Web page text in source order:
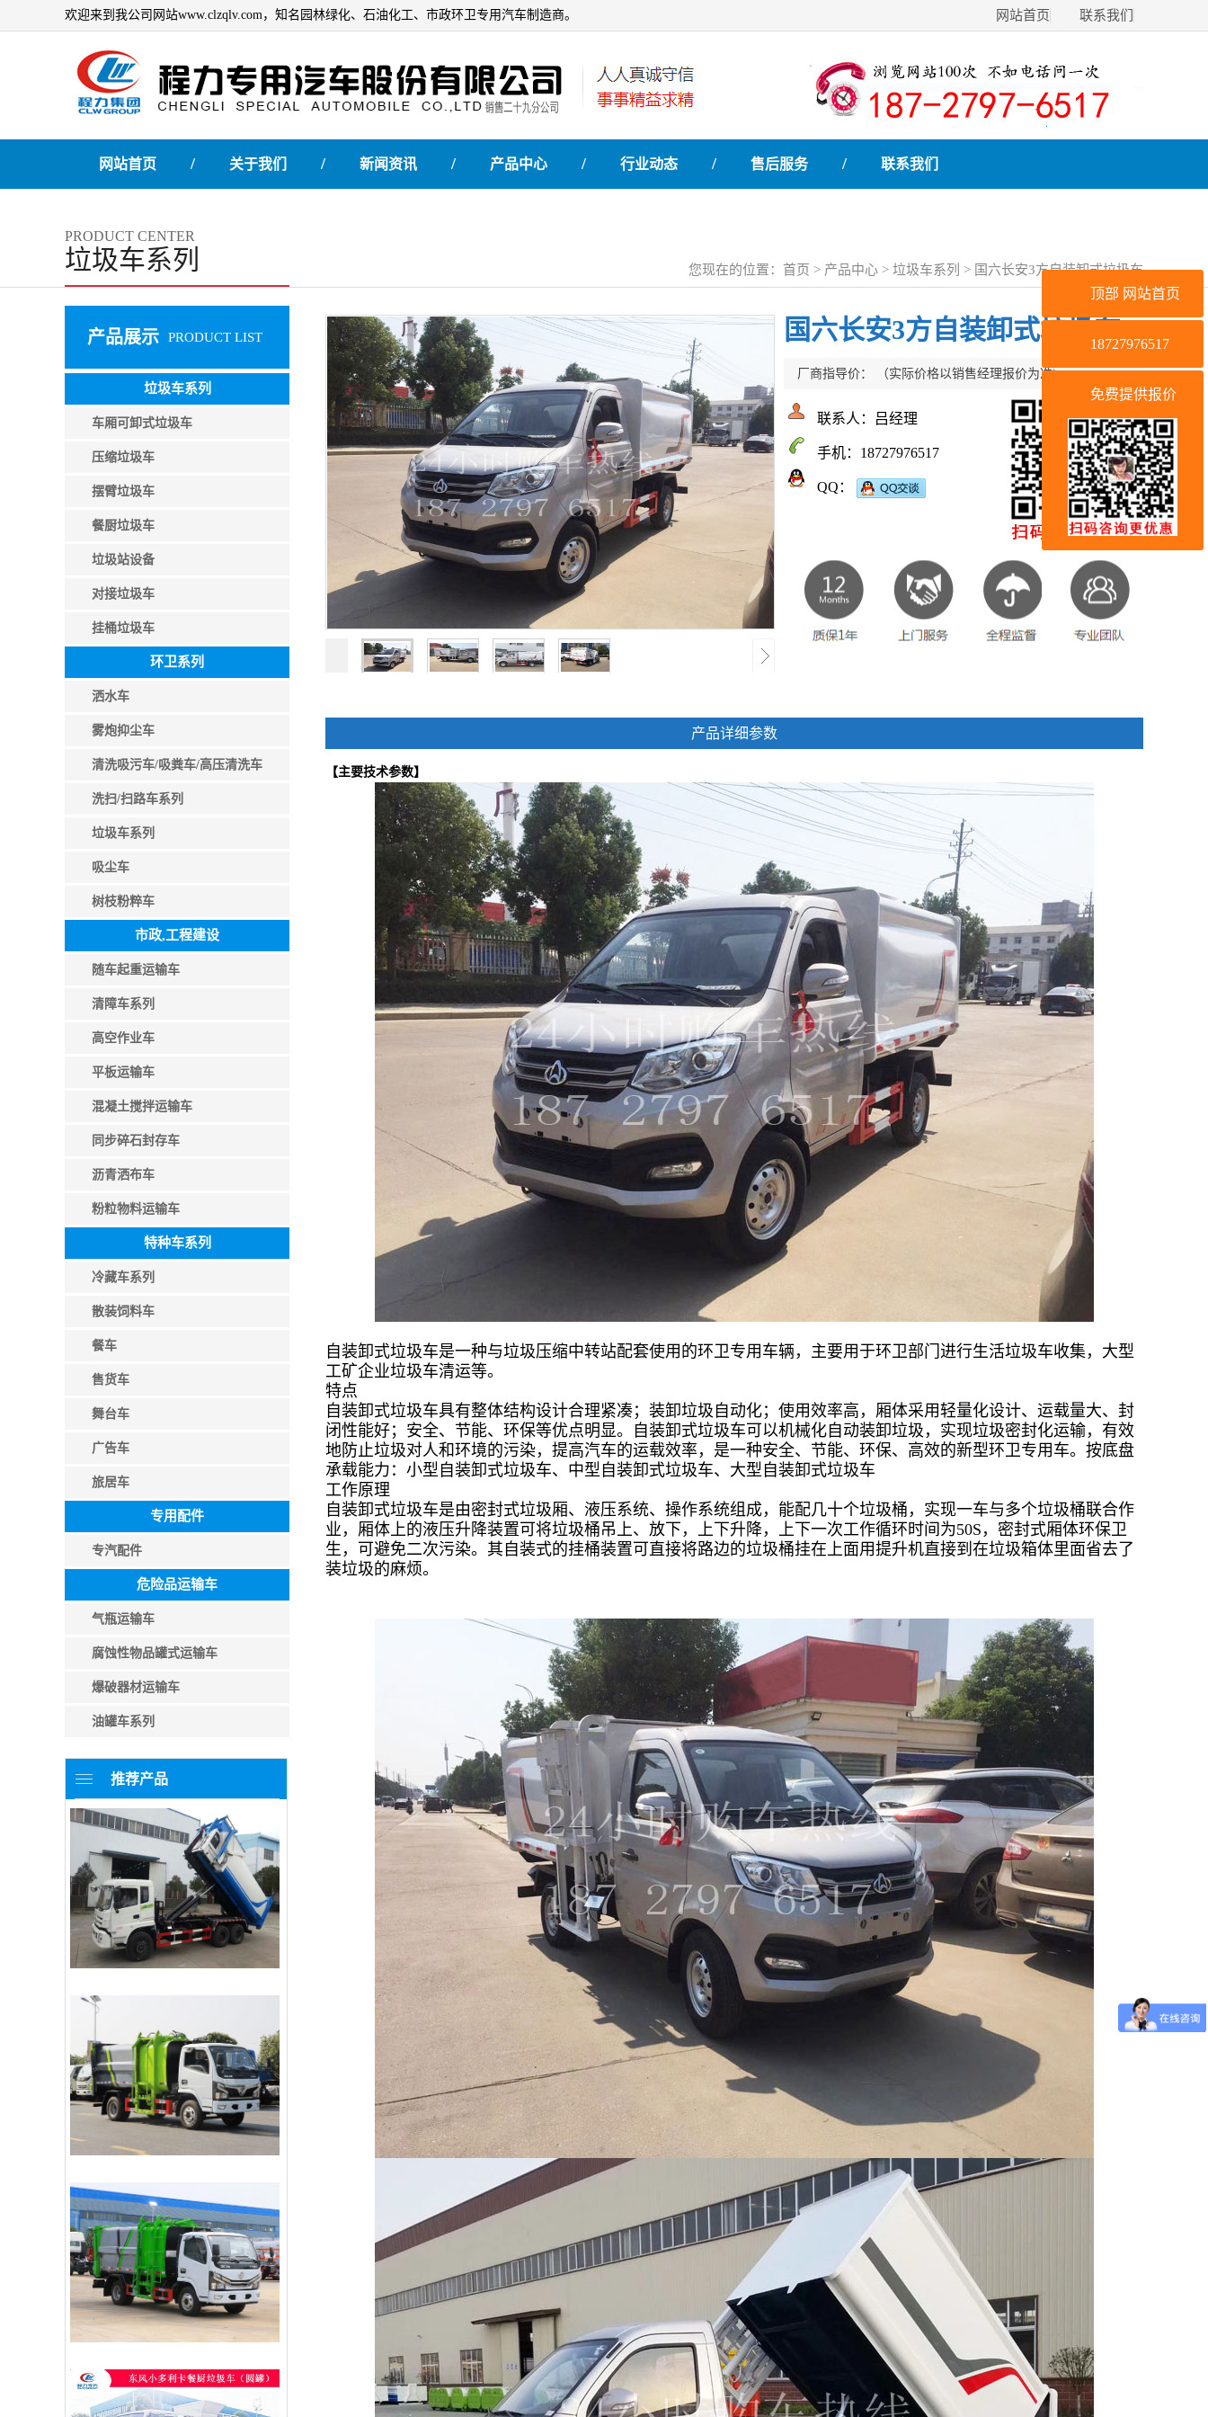
欢迎来到我公司网站www.clzqlv.com，知名园林绿化、石油化工、市政环卫专用汽车制造商。 网站首页 联系我们
网站首页 / 关于我们 / 新闻资讯 / 产品中心 / 行业动态 / 售后服务 / 联系我们
PRODUCT CENTER
垃圾车系列 您现在的位置： 首页 > 产品中心 > 垃圾车系列 > 国六长安3方自装卸式垃圾车
产品展示 PRODUCT LIST
垃圾车系列
车厢可卸式垃圾车
压缩垃圾车
摆臂垃圾车
餐厨垃圾车
垃圾站设备
对接垃圾车
挂桶垃圾车
环卫系列
洒水车
雾炮抑尘车
清洗吸污车/吸粪车/高压清洗车
洗扫/扫路车系列
垃圾车系列
吸尘车
树枝粉粹车
市政,工程建设
随车起重运输车
清障车系列
高空作业车
平板运输车
混凝土搅拌运输车
同步碎石封存车
沥青洒布车
粉粒物料运输车
特种车系列
冷藏车系列
散装饲料车
餐车
售货车
舞台车
广告车
旅居车
专用配件
专汽配件
危险品运输车
气瓶运输车
腐蚀性物品罐式运输车
爆破器材运输车
油罐车系列
推荐产品
国六长安3方自装卸式垃圾车
厂商指导价： （实际价格以销售经理报价为准)
联系人：吕经理
手机：18727976517
QQ：
产品详细参数
【主要技术参数】
自装卸式垃圾车是一种与垃圾压缩中转站配套使用的环卫专用车辆，主要用于环卫部门进行生活垃圾车收集，大型
工矿企业垃圾车清运等。
特点
自装卸式垃圾车具有整体结构设计合理紧凑；装卸垃圾自动化；使用效率高，厢体采用轻量化设计、运载量大、封
闭性能好；安全、节能、环保等优点明显。自装卸式垃圾车可以机械化自动装卸垃圾，实现垃圾密封化运输，有效
地防止垃圾对人和环境的污染，提高汽车的运载效率，是一种安全、节能、环保、高效的新型环卫专用车。按底盘
承载能力：小型自装卸式垃圾车、 中型自装卸式垃圾车、 大型自装卸式垃圾车
工作原理
自装卸式垃圾车是由密封式垃圾厢、液压系统、操作系统组成，能配几十个垃圾桶，实现一车与多个垃圾桶联合作
业，厢体上的液压升降装置可将垃圾桶吊上、放下，上下升降，上下一次工作循环时间为50S，密封式厢体环保卫
生，可避免二次污染。其自装式的挂桶装置可直接将路边的垃圾桶挂在上面用提升机直接到在垃圾箱体里面省去了
装垃圾的麻烦。
顶部 网站首页
18727976517
免费提供报价